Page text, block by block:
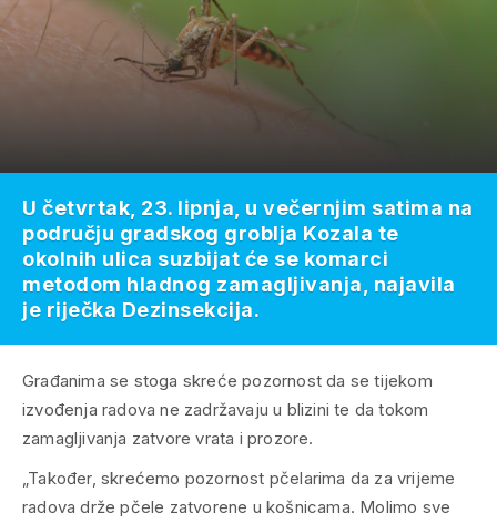
Građanima se stoga skreće pozornost da se tijekom
izvođenja radova ne zadržavaju u blizini te da tokom
zamagljivanja zatvore vrata i prozore.
„Također, skrećemo pozornost pčelarima da za vrijeme
radova drže pčele zatvorene u košnicama. Molimo sve
U četvrtak, 23. lipnja, u večernjim satima na
području gradskog groblja Kozala te
okolnih ulica suzbijat će se komarci
metodom hladnog zamagljivanja, najavila
je riječka Dezinsekcija.